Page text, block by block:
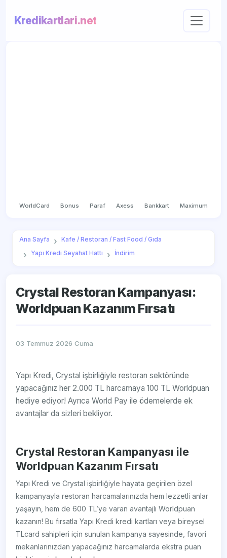
Kredikartlari.net
WorldCard Bonus Paraf Axess Bankkart Maximum
Ana Sayfa
Kafe / Restoran / Fast Food / Gıda
Yapı Kredi Seyahat Hattı
İndirim
Crystal Restoran Kampanyası:
Worldpuan Kazanım Fırsatı
03 Temmuz 2026 Cuma
Yapı Kredi, Crystal işbirliğiyle restoran sektöründe
yapacağınız her 2.000 TL harcamaya 100 TL Worldpuan
hediye ediyor! Ayrıca World Pay ile ödemelerde ek
avantajlar da sizleri bekliyor.
Crystal Restoran Kampanyası ile
Worldpuan Kazanım Fırsatı
Yapı Kredi ve Crystal işbirliğiyle hayata geçirilen özel
kampanyayla restoran harcamalarınızda hem lezzetli anlar
yaşayın, hem de 600 TL’ye varan avantajlı Worldpuan
kazanın! Bu fırsatla Yapı Kredi kredi kartları veya bireysel
TLcard sahipleri için sunulan kampanya sayesinde, favori
mekanlarınızdan yapacağınız harcamalarda ekstra puan